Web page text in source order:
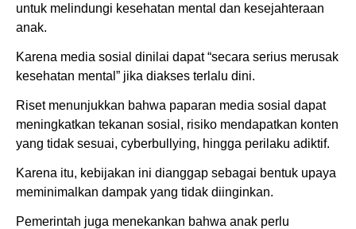
untuk melindungi kesehatan mental dan kesejahteraan
anak.
Karena media sosial dinilai dapat “secara serius merusak
kesehatan mental” jika diakses terlalu dini.
Riset menunjukkan bahwa paparan media sosial dapat
meningkatkan tekanan sosial, risiko mendapatkan konten
yang tidak sesuai, cyberbullying, hingga perilaku adiktif.
Karena itu, kebijakan ini dianggap sebagai bentuk upaya
meminimalkan dampak yang tidak diinginkan.
Pemerintah juga menekankan bahwa anak perlu